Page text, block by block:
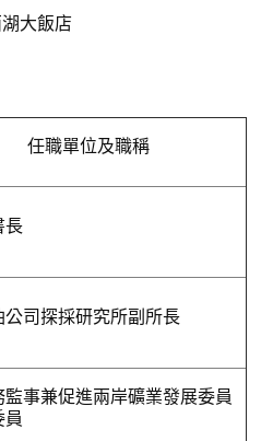
大飯店
任職單位及職稱
長
公司探採研究所副所長
事兼促進兩岸礦業發展委員
員